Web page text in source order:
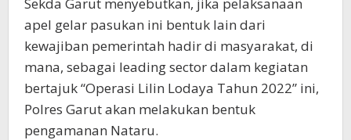
apel gelar pasukan ini bentuk lain dari
kewajiban pemerintah hadir di masyarakat, di
mana, sebagai leading sector dalam kegiatan
bertajuk “Operasi Lilin Lodaya Tahun 2022” ini,
Polres Garut akan melakukan bentuk
pengamanan Nataru.